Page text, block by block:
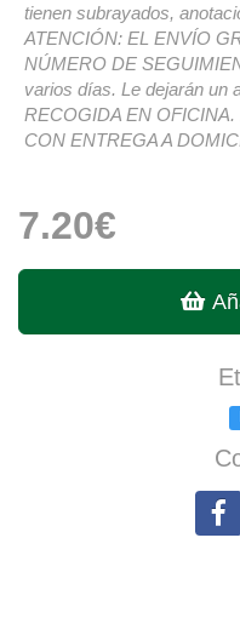
tienen subrayados,
ATENCIÓN: EL ENVÍO
NÚMERO DE
varios días. Le dejarán un
RECOGIDA EN
CON ENTREGA A
7.20€